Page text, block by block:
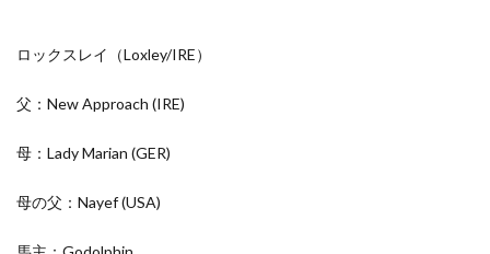
ロックスレイ（Loxley/IRE）
父：New Approach (IRE)
母：Lady Marian (GER)
母の父：Nayef(USA)